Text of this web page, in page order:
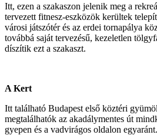
Itt, ezen a szakaszon jelenik meg a
tervezett fitnesz-eszközök kerültek
városi játszótér és az erdei tornapálya
továbbá saját tervezésű, kezeletlen
díszítik ezt a szakaszt.
A Kert
Itt található Budapest első köztéri
megtalálhatók az akadálymentes út
gyepen és a vadvirágos oldalon